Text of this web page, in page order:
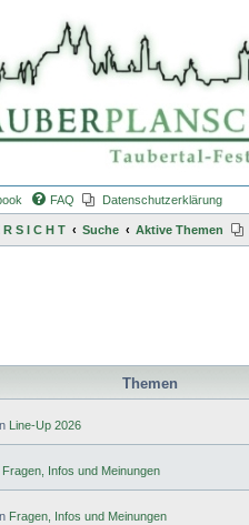
FAQ Datenschutzerklärung
S I C H T Suche Aktive Themen
Themen
Line-Up 2026
Fragen, Infos und Meinungen
Fragen, Infos und Meinungen